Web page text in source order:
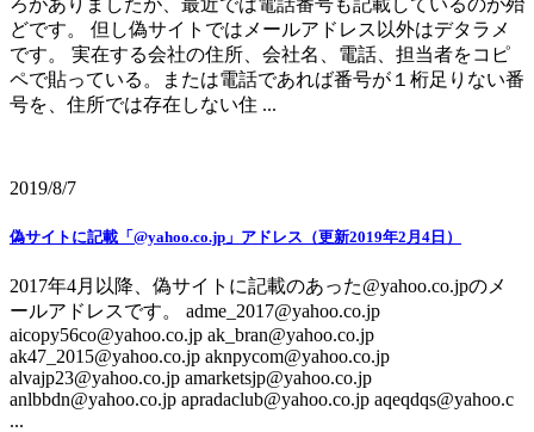
ろがありましたが、最近では電話番号も記載しているのが殆
どです。 但し偽サイトではメールアドレス以外はデタラメ
です。 実在する会社の住所、会社名、電話、担当者をコピ
ペで貼っている。または電話であれば番号が１桁足りない番
号を、住所では存在しない住 ...
2019/8/7
偽サイトに記載「@yahoo.co.jp」アドレス（更新2019年2月4日）
2017年4月以降、偽サイトに記載のあった@yahoo.co.jpのメ
ールアドレスです。 adme_2017@yahoo.co.jp
aicopy56co@yahoo.co.jp ak_bran@yahoo.co.jp
ak47_2015@yahoo.co.jp aknpycom@yahoo.co.jp
alvajp23@yahoo.co.jp amarketsjp@yahoo.co.jp
anlbbdn@yahoo.co.jp apradaclub@yahoo.co.jp aqeqdqs@yahoo.c
...